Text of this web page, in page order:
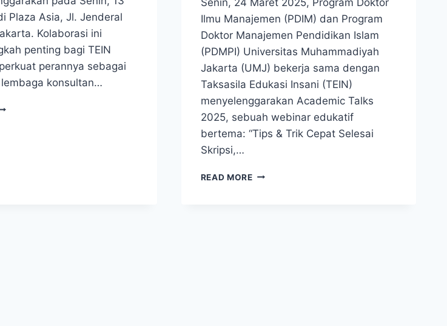
Plaza Asia, Jl. Jenderal
Kolaborasi ini
penting bagi TEIN
perannya sebagai
konsultan…
Ilmu Manajemen (PDIM) dan Program
Doktor Manajemen Pendidikan Islam
(PDMPI) Universitas Muhammadiyah
Jakarta (UMJ) bekerja sama dengan
Taksasila Edukasi Insani (TEIN)
menyelenggarakan Academic Talks
2025, sebuah webinar edukatif
bertema: “Tips & Trik Cepat Selesai
Skripsi,…
READ MORE